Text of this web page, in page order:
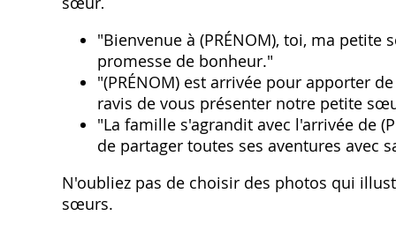
"Bienvenue à (PRÉNOM)‚ toi‚ ma
promesse de bonheur."
"(PRÉNOM) est arrivée pour apporter
ravis de vous présenter notre petite
"La famille s'agrandit avec l'arrivée de
de partager toutes ses aventures avec
N'oubliez pas de choisir des photos qui
sœurs.